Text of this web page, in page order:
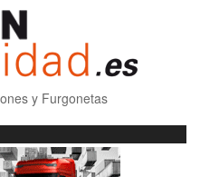
y Furgonetas